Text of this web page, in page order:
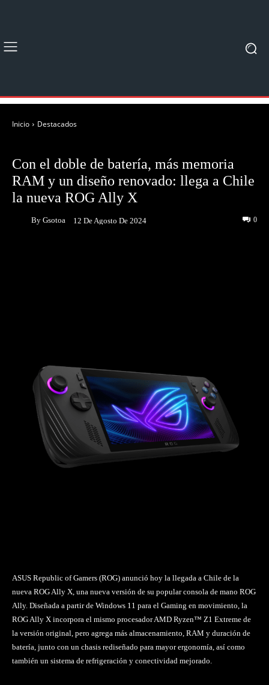
Inicio Destacados
Con el doble de batería, más memoria
RAM y un diseño renovado: llega a Chile
la nueva ROG Ally X
By Gsotoa 12 De Agosto De 2024 0
ASUS Republic of Gamers (ROG) anunció hoy la llegada a Chile de la
nueva ROG Ally X, una nueva versión de su popular consola de mano ROG
Ally. Diseñada a partir de Windows 11 para el Gaming en movimiento, la
ROG Ally X incorpora el mismo procesador AMD Ryzen™ Z1 Extreme de
la versión original, pero agrega más almacenamiento, RAM y duración de
batería, junto con un chasis rediseñado para mayor ergonomía, así como
también un sistema de refrigeración y conectividad mejorado.